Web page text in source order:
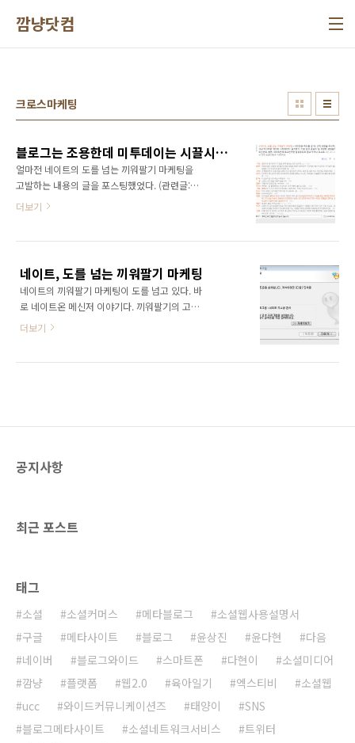
깜냥닷컴
크로스마케팅
블로그는 조용한데 미투데이는 시끌시끌~ ㅋㅋ
얼마전 네이트의 도를 넘는 끼워팔기 마케팅을
고발하는 내용의 글을 포스팅했었다. (관련글:
http://www.ggamnyang.com/731) 블로그
뭐.. 내글이 많이 퍼져나가는 것은 좋긴 한데... 저
많은 댓글들이 내 블로그에 달렸으면 얼마나 좋
을까... 하는 부질없는 생각이... ㅎㅎㅎ 다른 블로
그와 소통을 거의 하고 있지 않기 때문에 댓글이
되는군... 훗훗~ 아... 오늘 왜 이리 고독감이 밀려
더보기
네이트, 도를 넘는 끼워팔기 마케팅
네이트의 끼워팔기 마케팅이 도를 넘고 있다. 바
로 네이트온 메신저 이야기다. 끼워팔기의 고상
한 표현이 크로스 마케팅일까? 어쨌든... 사실 이
서 네이트 주소창 검색 설치 부분을 체크 해제하
트..
더보기
공지사항
최근 포스트
태그
소셜 소셜커머스 메타블로그
소셜웹사용설명서
구글
메타사이트 블로그 윤상진 윤다현
다음
네이버
블로그와이드 스마트폰 다현이
소셜미디어
깜냥
플랫폼 웹2.0 육아일기 엑스티비
소셜웹
ucc
와이드커뮤니케이션즈 태양이
SNS
블로그메타사이트
소셜네트워크서비스
트위터